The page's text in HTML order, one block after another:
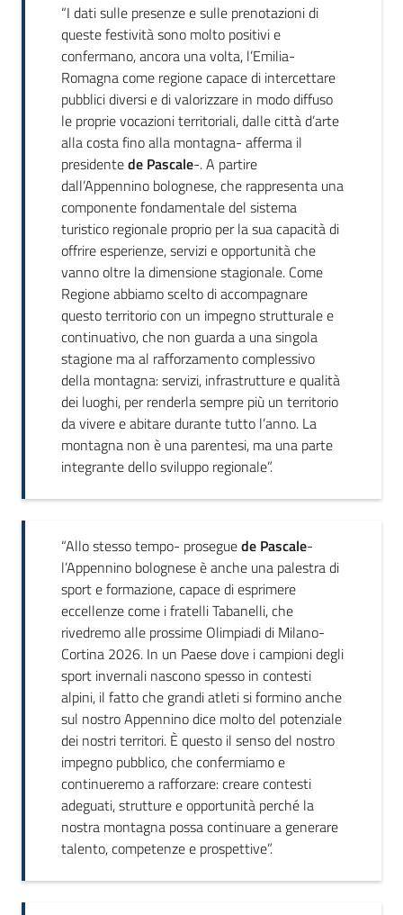
“I dati sulle presenze e sulle prenotazioni di
queste festività sono molto positivi e
confermano, ancora una volta, l’Emilia-
Romagna come regione capace di intercettare
pubblici diversi e di valorizzare in modo diffuso
le proprie vocazioni territoriali, dalle città d’arte
alla costa fino alla montagna- afferma il
presidentede Pascale-. A partire
dall’Appennino bolognese, che rappresenta una
componente fondamentale del sistema
turistico regionale proprio per la sua capacità di
offrire esperienze, servizi e opportunità che
vanno oltre la dimensione stagionale. Come
Regione abbiamo scelto di accompagnare
questo territorio con un impegno strutturale e
continuativo, che non guarda a una singola
stagione ma al rafforzamento complessivo
della montagna: servizi, infrastrutture e qualità
dei luoghi, per renderla sempre più un territorio
da vivere e abitare durante tutto l’anno. La
montagna non è una parentesi, ma una parte
integrante dello sviluppo regionale”.
“Allo stesso tempo- proseguede Pascale-
l’Appennino bolognese è anche una palestra di
sport e formazione, capace di esprimere
eccellenze come i fratelli Tabanelli, che
rivedremo alle prossime Olimpiadi di Milano-
Cortina 2026. In un Paese dove i campioni degli
sport invernali nascono spesso in contesti
alpini, il fatto che grandi atleti si formino anche
sul nostro Appennino dice molto del potenziale
dei nostri territori. È questo il senso del nostro
impegno pubblico, che confermiamo e
continueremo a rafforzare: creare contesti
adeguati, strutture e opportunità perché la
nostra montagna possa continuare a generare
talento, competenze e prospettive”.